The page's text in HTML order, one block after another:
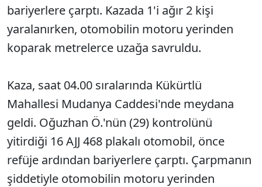
bariyerlere çarptı. Kazada 1'i ağır 2 kişi
yaralanırken, otomobilin motoru yerinden
koparak metrelerce uzağa savruldu.
Kaza, saat 04.00 sıralarında Kükürtlü
Mahallesi Mudanya Caddesi'nde meydana
geldi. Oğuzhan Ö.'nün (29) kontrolünü
yitirdiği 16 AJJ 468 plakalı otomobil, önce
refüje ardından bariyerlere çarptı. Çarpmanın
şiddetiyle otomobilin motoru yerinden